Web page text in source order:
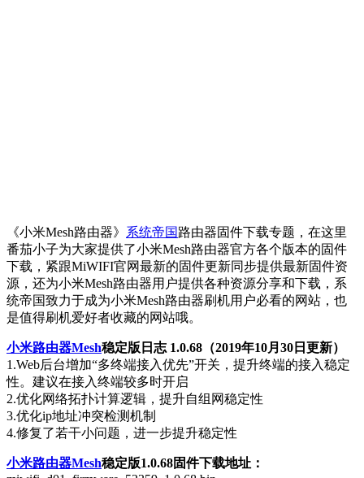
《小米Mesh路由器》 系统帝国路由器固件下载专题，在这里
番茄小子为大家提供了小米Mesh路由器官方各个版本的固件
下载，紧跟MiWIFI官网最新的固件更新同步提供最新固件资
源，还为小米Mesh路由器用户提供各种资源分享和下载，系
统帝国致力于成为小米Mesh路由器刷机用户必看的网站，也
是值得刷机爱好者收藏的网站哦。
小米路由器Mesh稳定版日志 1.0.68（2019年10月30日更新）
1.Web后台增加“多终端接入优先”开关，提升终端的接入稳定
性。建议在接入终端较多时开启
2.优化网络拓扑计算逻辑，提升自组网稳定性
3.优化ip地址冲突检测机制
4.修复了若干小问题，进一步提升稳定性
小米路由器Mesh稳定版1.0.68固件下载地址：